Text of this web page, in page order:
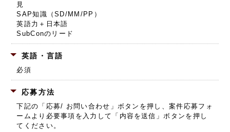
見
SAP知識（SD/MM/PP）
英語力＋日本語
SubConのリード
英語・言語
必須
応募方法
下記の「応募/ お問い合わせ」ボタンを押し、 案件応募フォ
ームより必要事項を入力して「内容を送信」ボタンを押し
てください。